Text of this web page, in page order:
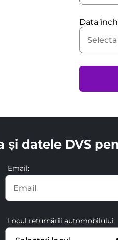
Data
și datele DVS
Email:
Locul returnării automobilului